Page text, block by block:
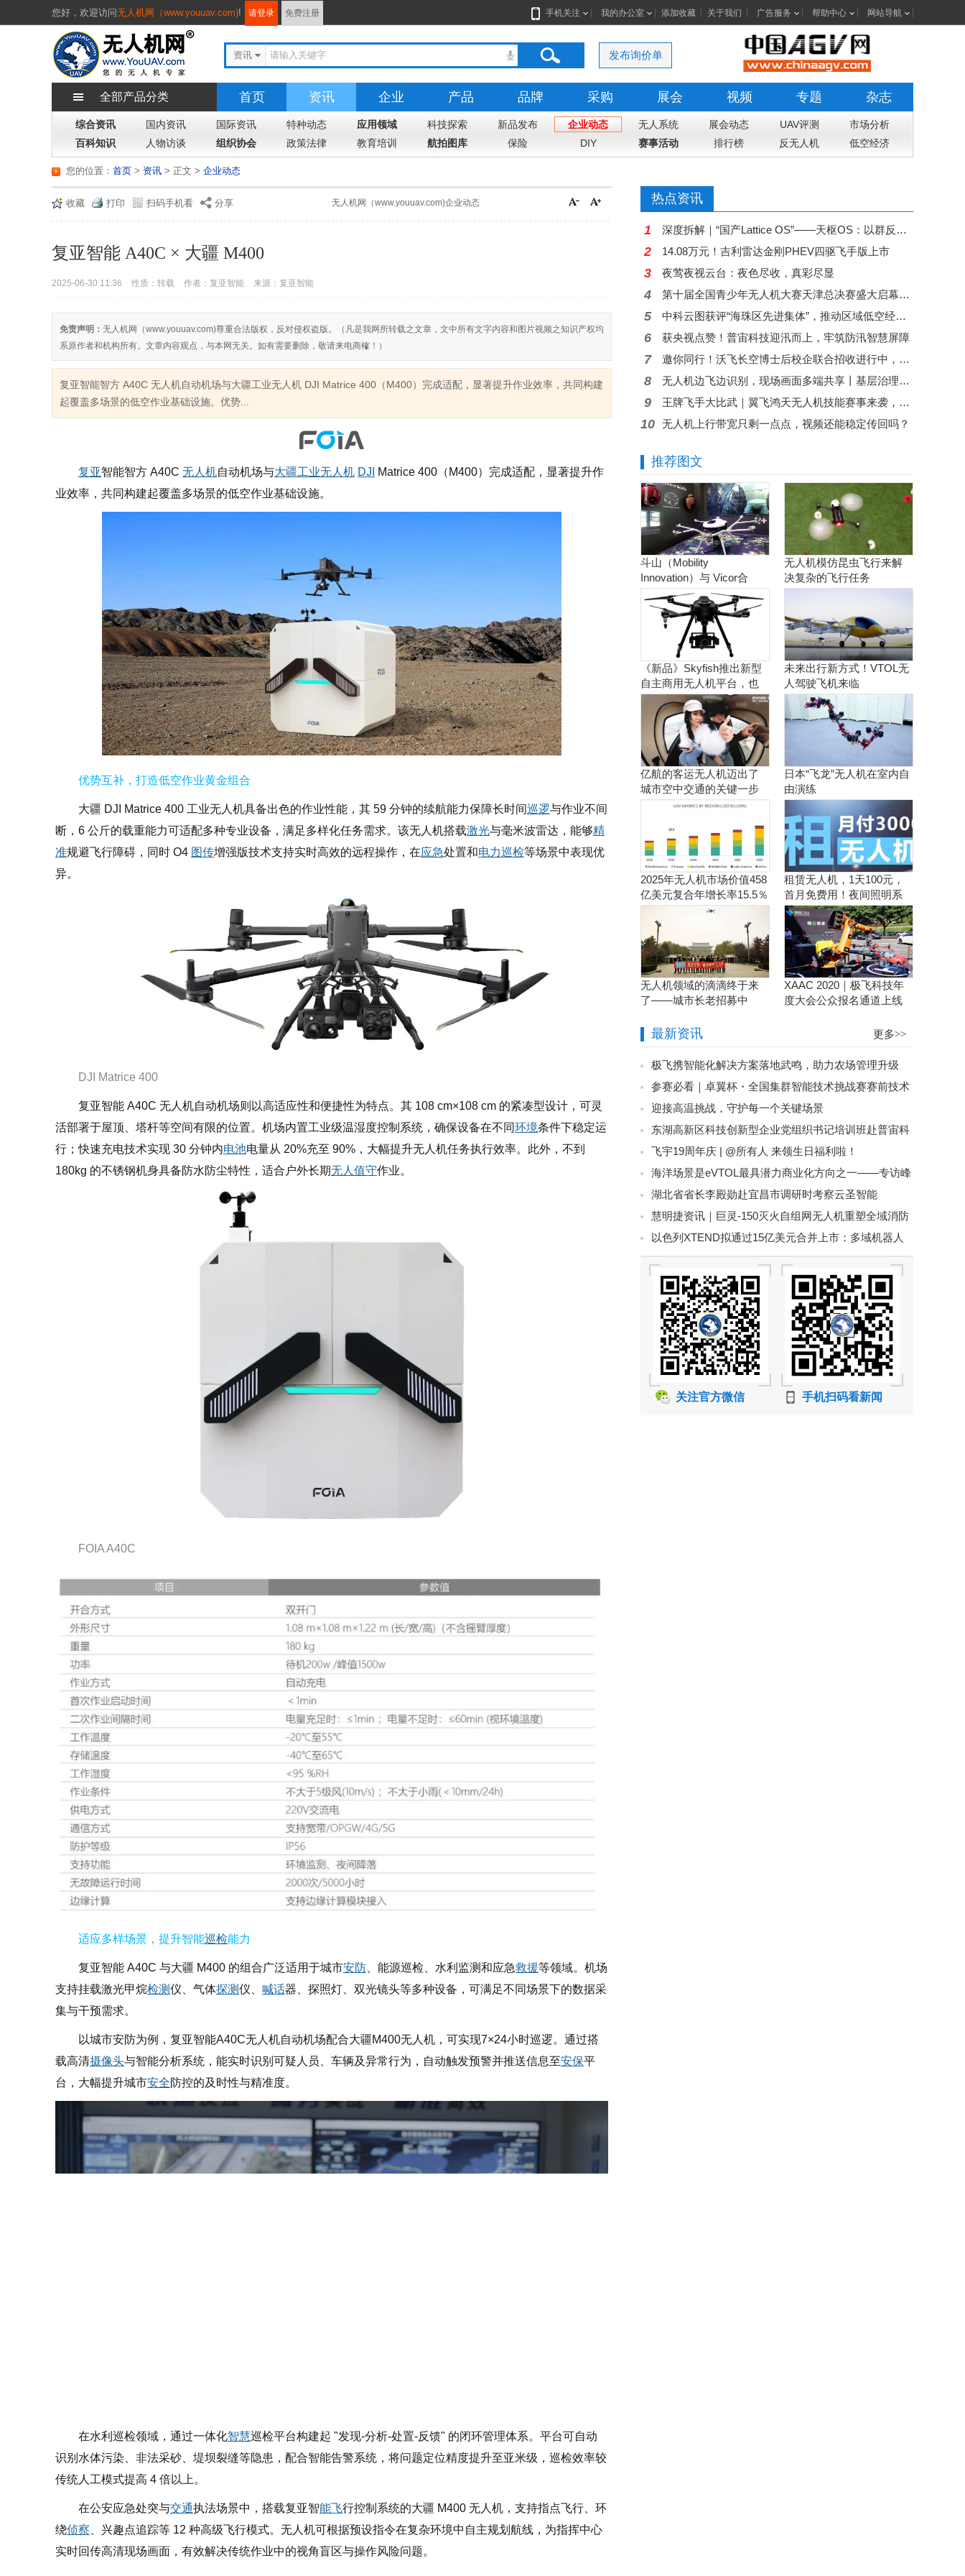
您好， 欢迎访问无人机网（www.youuav.com)! 请登录 免费注册 手机关注 我的办公室 添加收藏 关于我们 广告服务 帮助中心 网站导航
资讯 发布询价单
全部产品分类 首页 资讯 企业 产品 品牌 采购 展会 视频 专题 杂志
综合资讯 国内资讯 国际资讯 特种动态 应用领域 科技探索 新品发布 企业动态 无人系统 展会动态 UAV评测
市场分析
百科知识
人物访谈 组织协会 政策法律 教育培训 航拍图库 保险 DIY 赛事活动 排行榜 反无人机 低空经济
您的位置： 首页 > 资讯 > 企业动态
> 正文
收藏 打印 扫码手机看 分享 无人机网（www.youuav.com)企业动态
复亚智能 A40C × 大疆 M400
2025-06-30 11:36 性质：转载 作者：复亚智能 来源：复亚智能
免责声明： 无人机网（www.youuav.com)尊重合法版权，反对侵权盗版。（凡是我网所转载之文章，文中所有文字内容和图片视频之知识产权均
系原作者和机构所有。文章内容观点，与本网无关。如有需要删除，敬请来电商榷！）
复亚智能智方 A40C 无人机自动机场与大疆工业无人机 DJI Matrice 400（M400）完成适配，显著提升作业效率，共同构建
起覆盖多场景的低空作业基础设施。优势...
复亚智能智方 A40C 无人机自动机场与大疆工业无人机 DJI
Matrice 400（M400）完成适配，显著提升作
业效率，共同构建起覆盖多场景的低空作业基础设施。
优势互补 ，打造低空作业黄金组合
大疆 DJI Matrice 400 工业无人机具备出色的作业性能，其 59 分钟的续航能力保障长时间巡逻与作业不间
断，6 公斤的载重能力可适配多种专业设备，满足多样化任务需求。该无人机搭载激光与毫米波雷达，能够精
准规避飞行障碍，同时 O4 图传增强版技术支持实时高效的远程操作，在应急处置和电力巡检等场景中表现优
异。
DJI Matrice 400
复亚智能 A40C 无人机自动机场则以高适应性和便捷性为特点。其 108 cm×108 cm 的紧凑型设计，可灵
活部署于屋顶、塔杆等空间有限的位置。机场内置工业级温湿度控制系统，确保设备在不同环境条件下稳定运
行；快速充电技术实现 30 分钟内电池电量从 20%充至 90%，大幅提升无人机任务执行效率。此外，不到
180kg 的不锈钢机身具备防水防尘特性，适合户外长期无人值守作业。
FOIA A40C
适应多样场景，提升智能巡检能力
复亚智能 A40C 与大疆 M400 的组合广泛适用于城市安防 、能源巡检、水利监测和应急救援等领域。机场
支持挂载激光甲烷检测仪、气体探测仪、 喊话器、探照灯、双光镜头等多种设备，可满足不同场景下的数据采
集与干预需求。
以城市安防为例，复亚智能A40C无人机自动机场配合大疆M400无人机，可实现7×24小时巡逻。通过搭
载高清摄像头与智能分析系统，能实时识别可疑人员、车辆及异常行为，自动触发预警并推送信息至安保平
台，大幅提升城市安全防控的及时性与精准度。
在水利巡检领域，通过一体化智慧巡检平台构建起 "发现-分析-处置-反馈" 的闭环管理体系。平台可自动
识别水体污染、非法采砂、堤坝裂缝等隐患，配合智能告警系统，将问题定位精度提升至亚米级，巡检效率较
传统人工模式提高 4 倍以上。
在公安应急处突与交通执法场景中，搭载复亚智能飞行控制系统的大疆 M400 无人机，支持指点飞行、环
绕侦察 、兴趣点追踪等 12 种高级飞行模式。无人机可根据预设指令在复杂环境中自主规划航线，为指挥中心
实时回传高清现场画面，有效解决传统作业中的视角盲区与操作风险问题。
热点资讯
1 深度拆解｜“国产Lattice OS”——天枢OS：以群反群，构建中国自主低空反无人机蜂群作战体系
2 14.08万元！吉利雷达金刚PHEV四驱飞手版上市
3 夜莺夜视云台：夜色尽收，真彩尽显
4 第十届全国青少年无人机大赛天津总决赛盛大启幕，高巨创新五大核心赛项赋能科创舞台
5 中科云图获评“海珠区先进集体”，推动区域低空经济从示范走向常态
6 获央视点赞！普宙科技迎汛而上，牢筑防汛智慧屏障
7 邀你同行！沃飞长空博士后校企联合招收进行中，共筑低空人才高地
8 无人机边飞边识别，现场画面多端共享丨基层治理问题秒级响应
9 王牌飞手大比武｜翼飞鸿天无人机技能赛事来袭，现金大奖等你来拿
10 无人机上行带宽只剩一点点，视频还能稳定传回吗？
推荐图文
斗山（Mobility
Innovation）与 Vicor合
作。实现商用氢燃料电池
无人机
无人机模仿昆虫飞行来解
决复杂的飞行任务
《新品》Skyfish推出新型
自主商用无人机平台，也
可搭载Sony Alpha相机
未来出行新方式！VTOL无
人驾驶飞机来临
亿航的客运无人机迈出了
城市空中交通的关键一步
日本“飞龙”无人机在室内自
由演练
2025年无人机市场价值458
亿美元复合年增长率15.5％
租赁无人机，1天100元，
首月免费用！夜间照明系
统施工、抢险、应急救援
利器！
无人机领域的滴滴终于来
了——城市长老招募中
XAAC 2020｜极飞科技年
度大会公众报名通道上线
最新资讯 更多>>
极飞携智能化解决方案落地武鸣，助力农场管理升级
参赛必看｜卓翼杯・全国集群智能技术挑战赛赛前技术
培训即将开启！
迎接高温挑战，守护每一个关键场景
东湖高新区科技创新型企业党组织书记培训班赴普宙科
技参观调研
飞宇19周年庆 | @所有人 来领生日福利啦！
海洋场景是eVTOL最具潜力商业化方向之一——专访峰
飞航空谢嘉丨低空大咖谈
湖北省省长李殿勋赴宜昌市调研时考察云圣智能
慧明捷资讯｜巨灵-150灭火自组网无人机重塑全域消防
救援新格局，硬核空中救险！
以色列XTEND拟通过15亿美元合并上市：多域机器人
平台加速规模化
关注官方微信 手机扫码看新闻